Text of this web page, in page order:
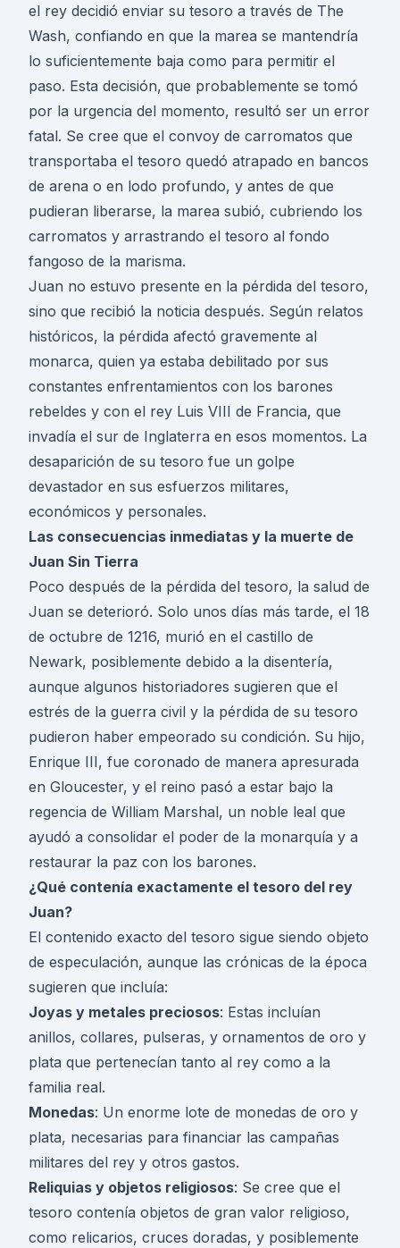
el rey decidió enviar su tesoro a través de The
Wash, confiando en que la marea se mantendría
lo suficientemente baja como para permitir el
paso. Esta decisión, que probablemente se tomó
por la urgencia del momento, resultó ser un error
fatal. Se cree que el convoy de carromatos que
transportaba el tesoro quedó atrapado en bancos
de arena o en lodo profundo, y antes de que
pudieran liberarse, la marea subió, cubriendo los
carromatos y arrastrando el tesoro al fondo
fangoso de la marisma.
Juan no estuvo presente en la pérdida del tesoro,
sino que recibió la noticia después. Según relatos
históricos, la pérdida afectó gravemente al
monarca, quien ya estaba debilitado por sus
constantes enfrentamientos con los barones
rebeldes y con el rey Luis VIII de Francia, que
invadía el sur de Inglaterra en esos momentos. La
desaparición de su tesoro fue un golpe
devastador en sus esfuerzos militares,
económicos y personales.
Las consecuencias inmediatas y la muerte de
Juan Sin Tierra
Poco después de la pérdida del tesoro, la salud de
Juan se deterioró. Solo unos días más tarde, el 18
de octubre de 1216, murió en el castillo de
Newark, posiblemente debido a la disentería,
aunque algunos historiadores sugieren que el
estrés de la guerra civil y la pérdida de su tesoro
pudieron haber empeorado su condición. Su hijo,
Enrique III, fue coronado de manera apresurada
en Gloucester, y el reino pasó a estar bajo la
regencia de William Marshal, un noble leal que
ayudó a consolidar el poder de la monarquía y a
restaurar la paz con los barones.
¿Qué contenía exactamente el tesoro del rey
Juan?
El contenido exacto del tesoro sigue siendo objeto
de especulación, aunque las crónicas de la época
sugieren que incluía:
Joyas y metales preciosos: Estas incluían
anillos, collares, pulseras, y ornamentos de oro y
plata que pertenecían tanto al rey como a la
familia real.
Monedas: Un enorme lote de monedas de oro y
plata, necesarias para financiar las campañas
militares del rey y otros gastos.
Reliquias y objetos religiosos: Se cree que el
tesoro contenía objetos de gran valor religioso,
como relicarios, cruces doradas, y posiblemente